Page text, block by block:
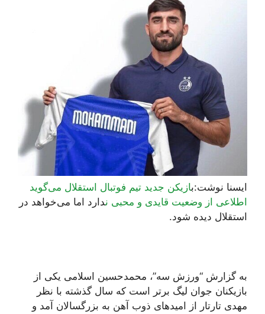
ایسنا نوشت:بازیکن جدید تیم فوتبال استقلال می‌گوید
اطلاعی از وضعیت قایدی و محبی ندارد اما می‌خواهد در
استقلال دیده شود.
به گزارش “ورزش سه”، محمدحسین اسلامی یکی از
بازیکنان جوان لیگ برتر است که سال گذشته با نظر
مهدی تارتار از امیدهای ذوب آهن به بزرگسالان آمد و